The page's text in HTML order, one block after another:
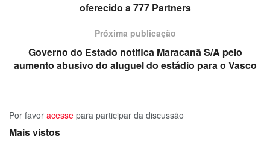
oferecido a 777 Partners
Próxima publicação
Governo do Estado notifica Maracanã S/A pelo
aumento abusivo do aluguel do estádio para o Vasco
Por favor acesse para participar da discussão
Mais vistos